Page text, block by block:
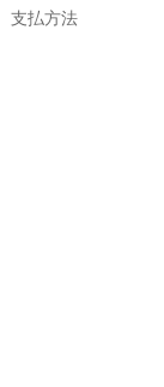
支払方法